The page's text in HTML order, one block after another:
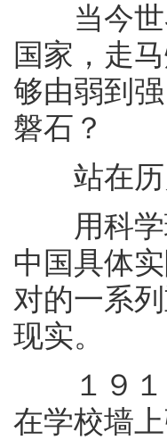
当今世界
国家，走
够由弱到
磐石？
站在历
用科学理
中国具体
对的一系
现实。
１９１１
在学校墙